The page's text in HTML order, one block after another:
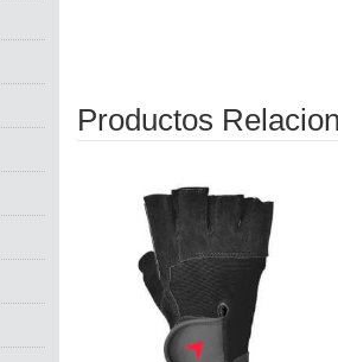
Productos